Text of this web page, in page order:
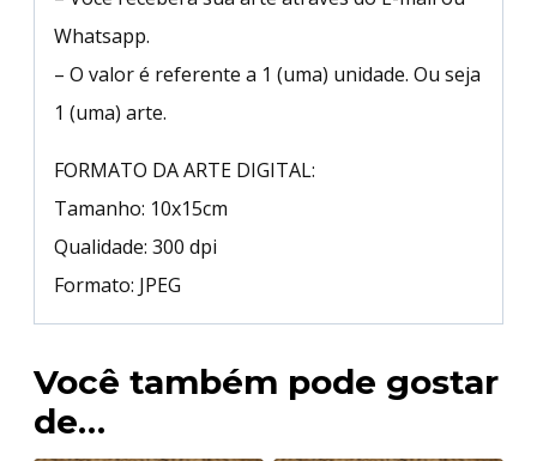
Whatsapp.
– O valor é referente a 1 (uma) unidade. Ou seja
1 (uma) arte.
FORMATO DA ARTE DIGITAL:
Tamanho: 10x15cm
Qualidade: 300 dpi
Formato: JPEG
Você também pode gostar
de…